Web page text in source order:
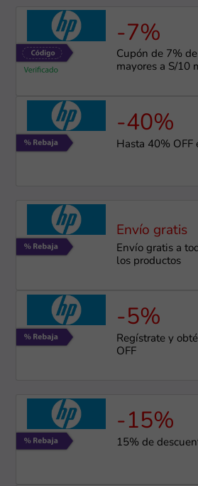
-7%
Cupón de 7%
mayores a S/10
-40%
Hasta 40% OFF
Envío gratis
Envío gratis a
los productos
-5%
Regístrate y
OFF
-15%
15% de